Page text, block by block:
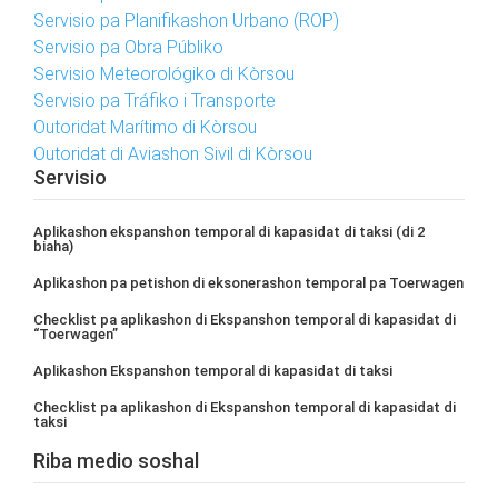
Servisio pa Planifikashon Urbano (ROP)
Servisio pa Obra Públiko
Servisio Meteorológiko di Kòrsou
Servisio pa Tráfiko i Transporte
Outoridat Marítimo di Kòrsou
Outoridat di Aviashon Sivil di Kòrsou
Servisio
Aplikashon ekspanshon temporal di kapasidat di taksi (di 2
biaha)
Aplikashon pa petishon di eksonerashon temporal pa Toerwagen
Checklist pa aplikashon di Ekspanshon temporal di kapasidat di
“Toerwagen”
Aplikashon Ekspanshon temporal di kapasidat di taksi
Checklist pa aplikashon di Ekspanshon temporal di kapasidat di
taksi
Riba medio soshal